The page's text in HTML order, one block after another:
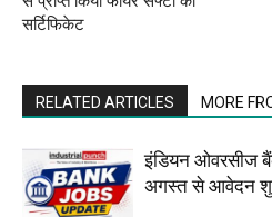
सर्टिफिकेट
RELATED ARTICLES MORE
इंडियन ओवरसीज
अगस्त से आवेदन